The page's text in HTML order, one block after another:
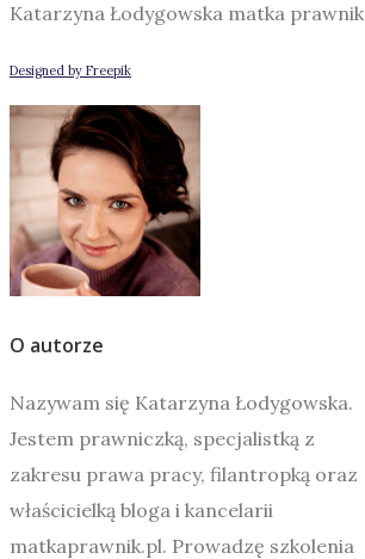
Katarzyna Łodygowska matka prawnik
Designed by Freepik
O autorze
Nazywam się Katarzyna Łodygowska.
Jestem prawniczką, specjalistką z
zakresu prawa pracy, filantropką oraz
właścicielką bloga i kancelarii
matkaprawnik.pl. Prowadzę szkolenia